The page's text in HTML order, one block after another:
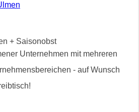
Unternehmen mit mehreren
- auf Wunsch